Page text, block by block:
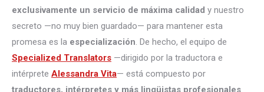
exclusivamente un servicio de máxima calidad y nuestro
secreto —no muy bien guardado— para mantener esta
promesa es la especialización. De hecho, el equipo de
Specialized Translators —dirigido por la traductora e
intérprete Alessandra Vita— está compuesto por
traductores, intérpretes y más lingüistas profesionales